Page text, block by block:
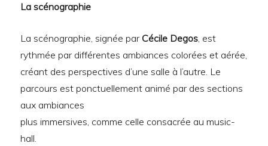
La scénographie
La scénographie, signée par Cécile Degos , est
rythmée par différentes ambiances colorées et aérée,
créant des perspectives d’une salle à l’autre. Le
parcours est ponctuellement animé par des sections
aux ambiances
plus immersives, comme celle consacrée au music-
hall.